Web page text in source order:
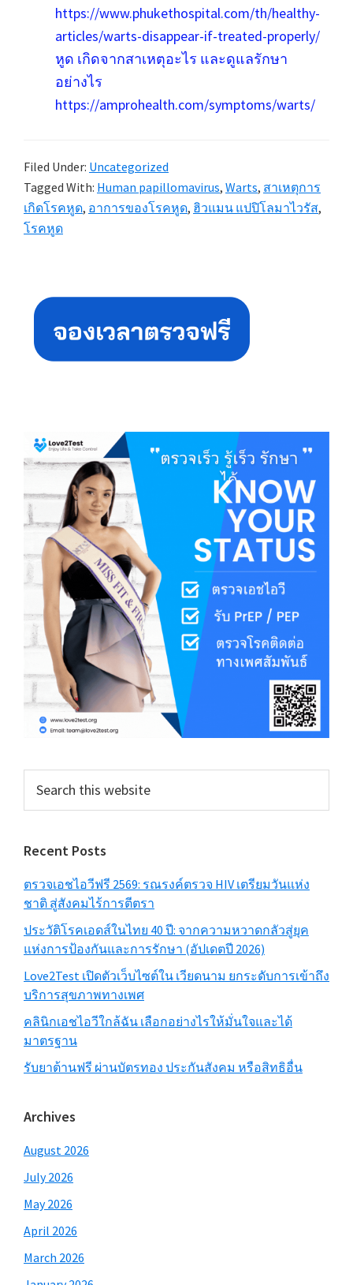
https://www.phukethospital.com/th/healthy-
articles/warts-disappear-if-treated-properly/
หูด เกิดจากสาเหตุอะไร และดูแลรักษา
อย่างไร
https://amprohealth.com/symptoms/warts/
Filed Under: Uncategorized
Tagged With: Human papillomavirus, Warts, สาเหตุการ
เกิดโรคหูด, อาการของโรคหูด, ฮิวแมน แปปิโลมาไวรัส,
โรคหูด
Sidebar
this
Recent Posts
ตรวจเอชไอวีฟรี 2569: รณรงค์ตรวจ HIV เตรียมวันแห่ง
ชาติ สู่สังคมไร้การตีตรา
ประวัติโรคเอดส์ในไทย 40 ปี: จากความหวาดกลัวสู่ยุค
แห่งการป้องกันและการรักษา (อัปเดตปี 2026)
Love2Test เปิดตัวเว็บไซต์ใน เวียดนาม ยกระดับการเข้าถึง
บริการสุขภาพทางเพศ
คลินิกเอชไอวีใกล้ฉัน เลือกอย่างไรให้มั่นใจและได้
มาตรฐาน
รับยาต้านฟรี ผ่านบัตรทอง ประกันสังคม หรือสิทธิอื่น
Archives
August 2026
July 2026
May 2026
April 2026
March 2026